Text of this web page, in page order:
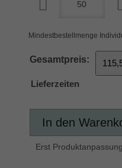
Mindestbestellmenge
Gesamtpreis:
Lieferzeiten
In den
Erst